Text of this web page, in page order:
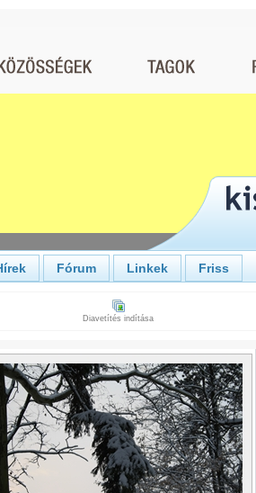
Fórum Linkek Friss
Diavetítés indítása